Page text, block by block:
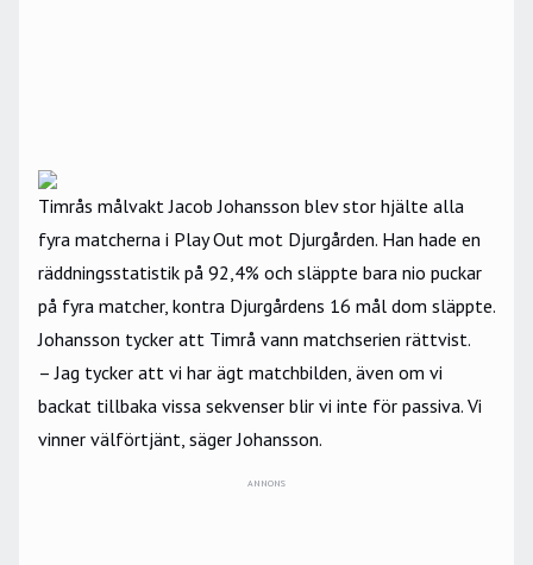
Timrås målvakt Jacob Johansson blev stor hjälte alla
fyra matcherna i Play Out mot Djurgården. Han hade en
räddningsstatistik på 92,4% och släppte bara nio puckar
på fyra matcher, kontra Djurgårdens 16 mål dom släppte.
Johansson tycker att Timrå vann matchserien rättvist.
– Jag tycker att vi har ägt matchbilden, även om vi
backat tillbaka vissa sekvenser blir vi inte för passiva. Vi
vinner välförtjänt, säger Johansson.
ANNONS